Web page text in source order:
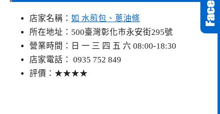
店家名稱： 如 水煎包、蔥油條
所在地址：500臺灣彰化市永安街295號
營業時間：日 一 三 四 五 六 08:00-18:30
店家電話： 0935 752 849
評價：★★★★